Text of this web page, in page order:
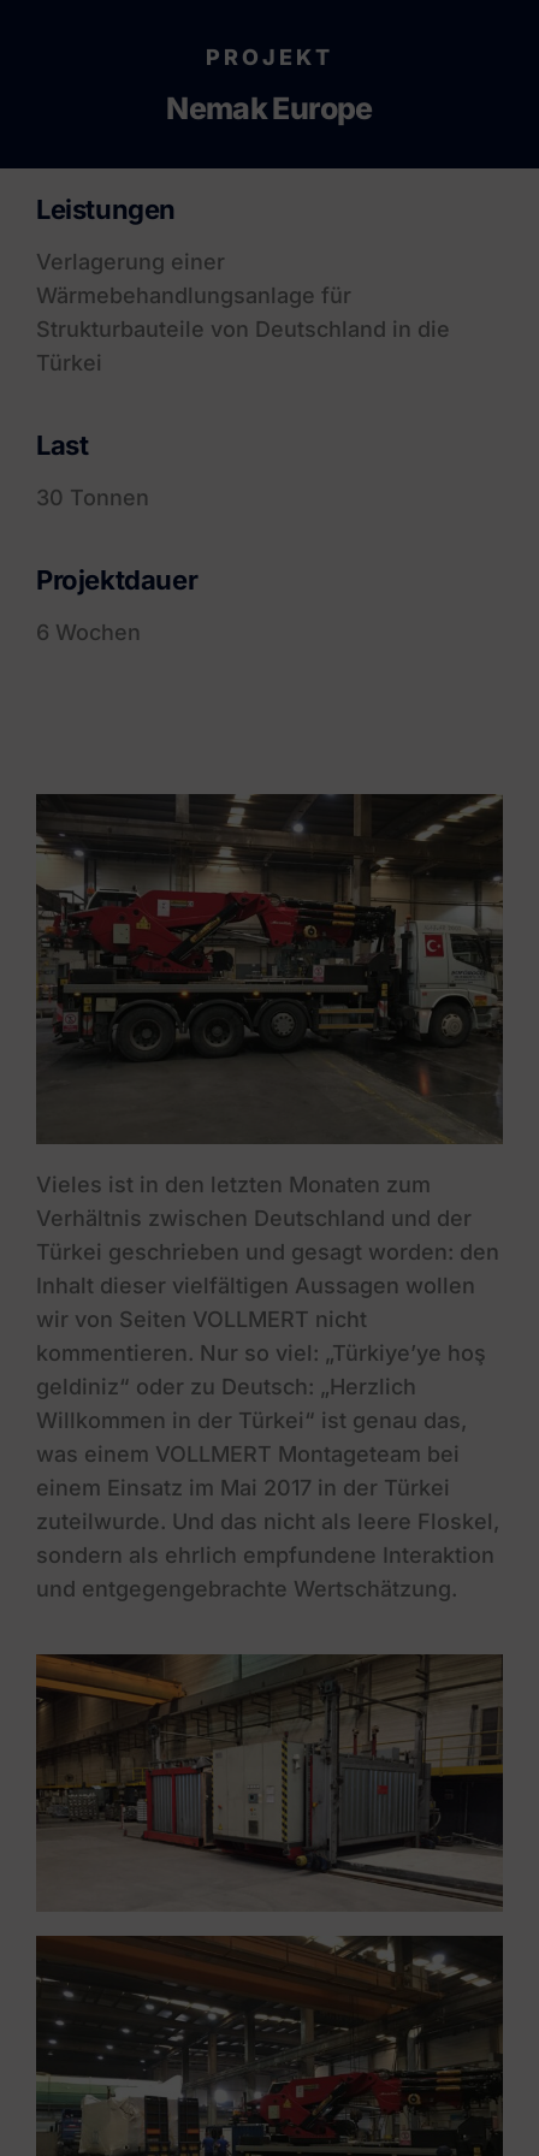
PROJEKT
Nemak Europe
Leistungen
Verlagerung einer
Wärmebehandlungsanlage für
Strukturbauteile von Deutschland in die
Türkei
Last
30 Tonnen
Projektdauer
6 Wochen
Vieles ist in den letzten Monaten zum
Verhältnis zwischen Deutschland und der
Türkei geschrieben und gesagt worden: den
Inhalt dieser vielfältigen Aussagen wollen
wir von Seiten VOLLMERT nicht
kommentieren. Nur so viel: „Türkiye’ye hoş
geldiniz“ oder zu Deutsch: „Herzlich
Willkommen in der Türkei“ ist genau das,
was einem VOLLMERT Montageteam bei
einem Einsatz im Mai 2017 in der Türkei
zuteilwurde. Und das nicht als leere Floskel,
sondern als ehrlich empfundene Interaktion
und entgegengebrachte Wertschätzung.